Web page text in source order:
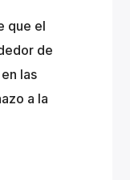
que el
de
las
a la